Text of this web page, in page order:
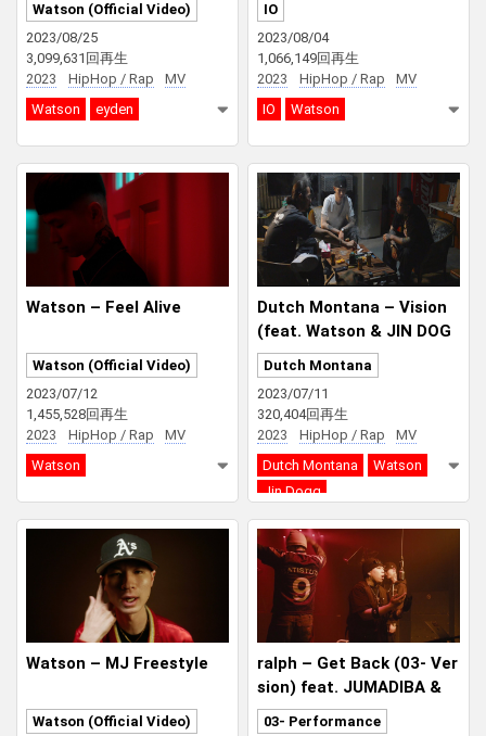
Watson (Official Video)
2023/08/25
3,099,631回再生
2023
HipHop / Rap
MV
Watson
eyden
IO
2023/08/04
1,066,149回再生
2023
HipHop / Rap
MV
IO
Watson
Watson – Feel Alive
Watson (Official Video)
2023/07/12
1,455,528回再生
2023
HipHop / Rap
MV
Watson
Dutch Montana – Vision
(feat. Watson & JIN DOG
G) [Remix]
Dutch Montana
2023/07/11
320,404回再生
2023
HipHop / Rap
MV
Dutch Montana
Watson
Jin Dogg
Watson – MJ Freestyle
Watson (Official Video)
ralph – Get Back (03- Ver
sion) feat. JUMADIBA &
Watson | 03- Performanc
03- Performance